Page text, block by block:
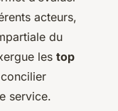
acteurs,
du
les top
service.